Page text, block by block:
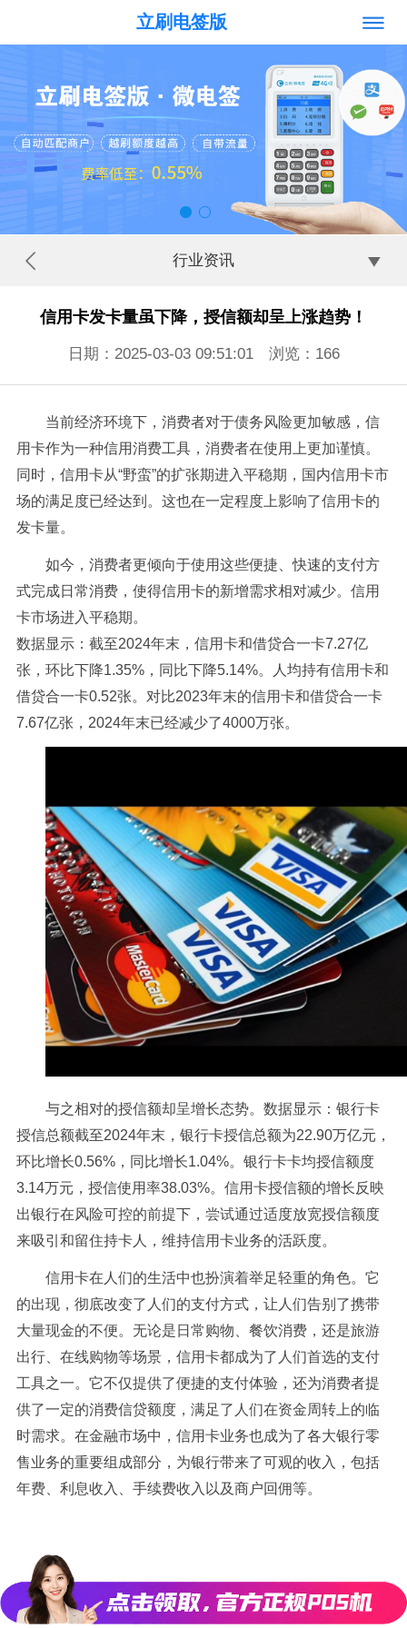
立刷电签版
行业资讯
信用卡发卡量虽下降，授信额却呈上涨趋势！
日期：2025-03-03 09:51:01 浏览： 166
当前经济环境下，消费者对于债务风险更加敏感，信
用卡作为一种信用消费工具，消费者在使用上更加谨慎。
同时，信用卡从“野蛮”的扩张期进入平稳期，国内信用卡市
场的满足度已经达到。这也在一定程度上影响了信用卡的
发卡量。
如今，消费者更倾向于使用这些便捷、快速的支付方
式完成日常消费，使得信用卡的新增需求相对减少。信用
卡市场进入平稳期。
数据显示：截至2024年末，信用卡和借贷合一卡7.27亿
张，环比下降1.35%，同比下降5.14%。人均持有信用卡和
借贷合一卡0.52张。对比2023年末的信用卡和借贷合一卡
7.67亿张，2024年末已经减少了4000万张。
与之相对的授信额却呈增长态势。数据显示：银行卡
授信总额截至2024年末，银行卡授信总额为22.90万亿元，
环比增长0.56%，同比增长1.04%。银行卡卡均授信额度
3.14万元，授信使用率38.03%。信用卡授信额的增长反映
出银行在风险可控的前提下，尝试通过适度放宽授信额度
来吸引和留住持卡人，维持信用卡业务的活跃度。
信用卡在人们的生活中也扮演着举足轻重的角色。它
的出现，彻底改变了人们的支付方式，让人们告别了携带
大量现金的不便。无论是日常购物、餐饮消费，还是旅游
出行、在线购物等场景，信用卡都成为了人们首选的支付
工具之一。它不仅提供了便捷的支付体验，还为消费者提
供了一定的消费信贷额度，满足了人们在资金周转上的临
时需求。在金融市场中，信用卡业务也成为了各大银行零
售业务的重要组成部分，为银行带来了可观的收入，包括
年费、利息收入、手续费收入以及商户回佣等。